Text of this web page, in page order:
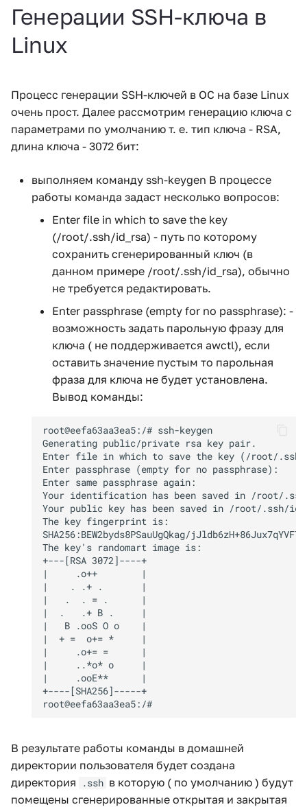
Генерации SSH-ключа в
Linux
Процесс генерации SSH-ключей в ОС на базе Linux
очень прост. Далее рассмотрим генерацию ключа с
параметрами по умолчанию т. е. тип ключа - RSA,
длина ключа - 3072 бит:
выполняем команду ssh-keygen В процессе
работы команда задаст несколько вопросов:
Enter file in which to save the key
(/root/.ssh/id_rsa) - путь по которому
сохранить сгенерированный ключ (в
данном примере /root/.ssh/id_rsa), обычно
не требуется редактировать.
Enter passphrase (empty for no passphrase): -
возможность задать парольную фразу для
ключа ( не поддерживается awctl), если
оставить значение пустым то парольная
фраза для ключа не будет установлена.
Вывод команды:
В результате работы команды в домашней
директории пользователя будет создана
директория
.ssh в которую ( по умолчанию ) будут
помещены сгенерированные открытая и закрытая